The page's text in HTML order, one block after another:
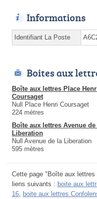
Informations
Identifiant La Poste
Boites aux
Boîte aux lettres Place
Coursaget
Null Place Henri Coursaget
224 mètres
Boîte aux lettres Avenue de
Liberation
Null Avenue de la Liberation
595 mètres
Cette page "Boîte aux
liens suivants : boite aux
16, boite aux lettres